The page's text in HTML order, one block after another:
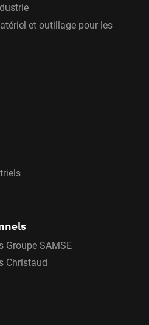
et outillage pour les
Groupe SAMSE
Christaud